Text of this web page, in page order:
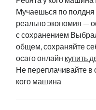
Мучаешься по полдня
реально экономия —
с сохранением
общем, сохраняйте
осаго онлайн купить
Не переплачивайте
кого машина